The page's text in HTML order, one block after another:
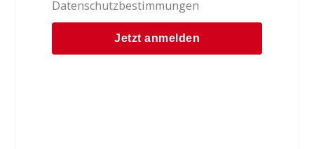
Datenschutzbestimmungen